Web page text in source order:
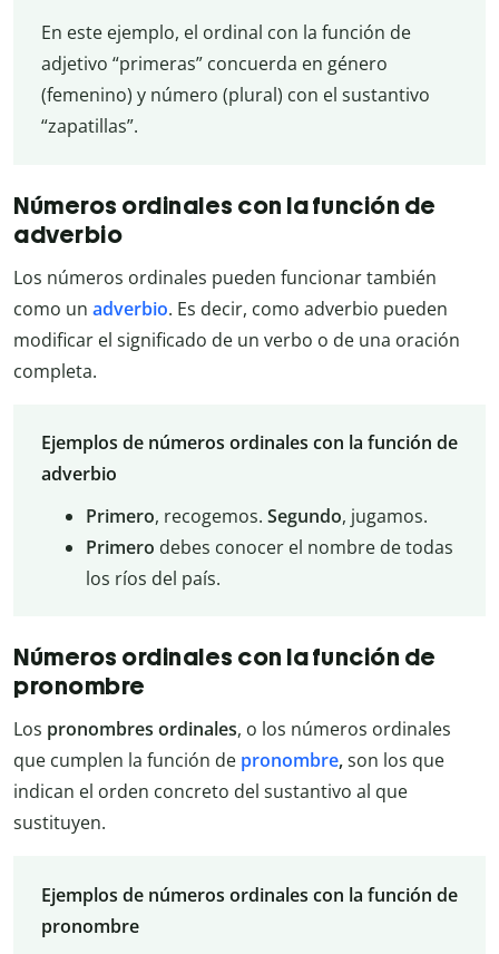
En este ejemplo, el ordinal con la función de
adjetivo “primeras” concuerda en género
(femenino) y número (plural) con el sustantivo
“zapatillas”.
Números ordinales con la función de
adverbio
Los números ordinales pueden funcionar también
como un adverbio. Es decir, como adverbio pueden
modificar el significado de un verbo o de una oración
completa.
Ejemplos de números ordinales con la función de
adverbio
Primero, recogemos. Segundo, jugamos.
Primero debes conocer el nombre de todas
los ríos del país.
Números ordinales con la función de
pronombre
Los pronombres ordinales, o los números ordinales
que cumplen la función de pronombre,son los que
indican el orden concreto del sustantivo al que
sustituyen.
Ejemplos de números ordinales con la función de
pronombre